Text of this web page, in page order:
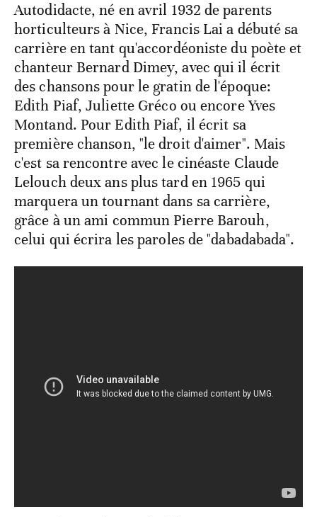
Autodidacte, né en avril 1932 de parents
horticulteurs à Nice, Francis Lai a débuté sa
carrière en tant qu'accordéoniste du poète et
chanteur Bernard Dimey, avec qui il écrit
des chansons pour le gratin de l'époque:
Edith Piaf, Juliette Gréco ou encore Yves
Montand. Pour Edith Piaf, il écrit sa
première chanson, "le droit d'aimer". Mais
c'est sa rencontre avec le cinéaste Claude
Lelouch deux ans plus tard en 1965 qui
marquera un tournant dans sa carrière,
grâce à un ami commun Pierre Barouh,
celui qui écrira les paroles de "dabadabada".